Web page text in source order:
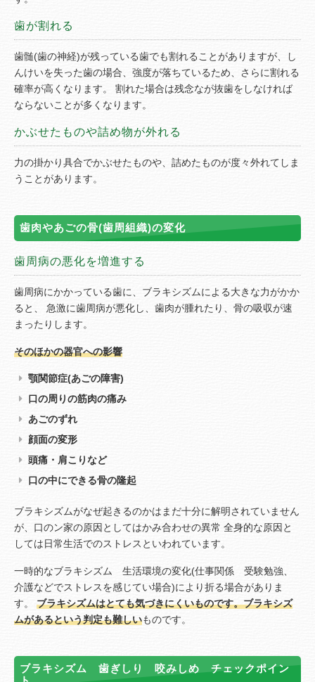
歯が割れる
歯髄(歯の神経)が残っている歯でも割れることがありますが、し
んけいを失った歯の場合、強度が落ちているため、さらに割れる
確率が高くなります。 割れた場合は残念なが抜歯をしなければ
ならないことが多くなります。
かぶせたものや詰め物が外れる
力の掛かり具合でかぶせたものや、詰めたものが度々外れてしま
うことがあります。
歯肉やあごの骨(歯周組織)の変化
歯周病の悪化を増進する
歯周病にかかっている歯に、ブラキシズムによる大きな力がかか
ると、 急激に歯周病が悪化し、歯肉が腫れたり、骨の吸収が速
まったりします。
そのほかの器官への影響
顎関節症(あごの障害)
口の周りの筋肉の痛み
あごのずれ
顔面の変形
頭痛・肩こりなど
口の中にできる骨の隆起
ブラキシズムがなぜ起きるのかはまだ十分に解明されていません
が、口のン家の原因としてはかみ合わせの異常 全身的な原因と
しては日常生活でのストレスといわれています。
一時的なブラキシズム 生活環境の変化(仕事関係 受験勉強、
介護などでストレスを感じてい場合)により折る場合がありま
す。 ブラキシズムはとても気づきにくいものです。ブラキシズ
ムがあるという判定も難しいものです。
ブラキシズム 歯ぎしり 咬みしめ チェックポイン